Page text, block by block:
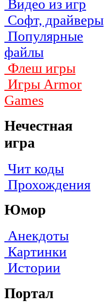
Видео из игр
Софт, драйверы
Популярные
файлы
Флеш игры
Игры Armor
Games
Нечестная
игра
Чит коды
Прохождения
Юмор
Анекдоты
Картинки
Истории
Портал